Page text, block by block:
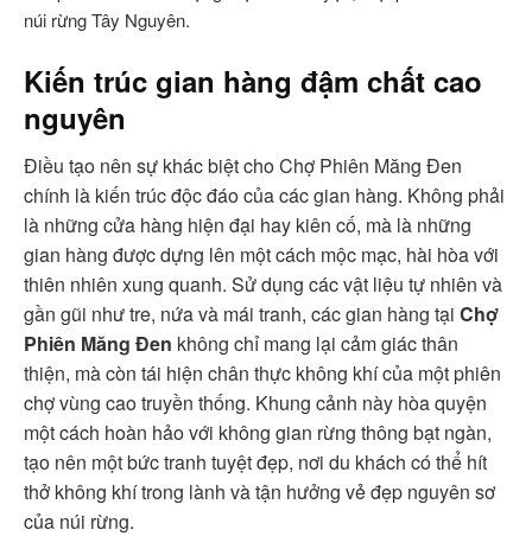
núi rừng Tây Nguyên.
Kiến trúc gian hàng đậm chất cao
nguyên
Điều tạo nên sự khác biệt cho Chợ Phiên Măng Đen
chính là kiến trúc độc đáo của các gian hàng. Không phải
là những cửa hàng hiện đại hay kiên cố, mà là những
gian hàng được dựng lên một cách mộc mạc, hài hòa với
thiên nhiên xung quanh. Sử dụng các vật liệu tự nhiên và
gần gũi như tre, nứa và mái tranh, các gian hàng tại Chợ
Phiên Măng Đen không chỉ mang lại cảm giác thân
thiện, mà còn tái hiện chân thực không khí của một phiên
chợ vùng cao truyền thống. Khung cảnh này hòa quyện
một cách hoàn hảo với không gian rừng thông bạt ngàn,
tạo nên một bức tranh tuyệt đẹp, nơi du khách có thể hít
thở không khí trong lành và tận hưởng vẻ đẹp nguyên sơ
của núi rừng.